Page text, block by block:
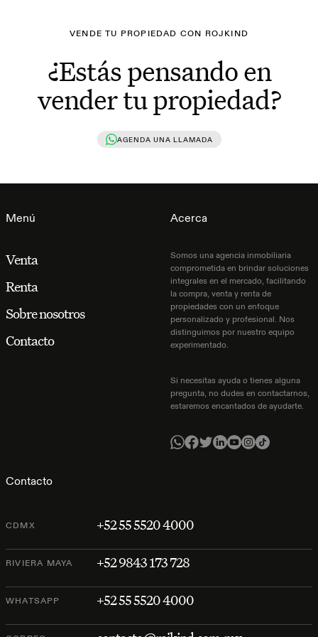
VENDE TU PROPIEDAD CON ROJKIND
¿Estás pensando en
vender tu propiedad?
AGENDA UNA LLAMADA
Menú
Venta
Renta
Sobre nosotros
Contacto
Contacto
CDMX +52 55 5520 4000
RIVIERA MAYA +52 9843 173 728
WHATSAPP +52 55 5520 4000
Acerca
Somos una agencia inmobiliaria
comprometida en brindar soluciones
integrales en el mercado, facilitando
la compra, venta y renta de
propiedades con un enfoque
personalizado y profesional. Nos
distinguimos por nuestro equipo
experimentado.
Si necesitas ayuda o tienes alguna
pregunta, no dudes en contactarnos,
estaremos encantados de ayudarte.